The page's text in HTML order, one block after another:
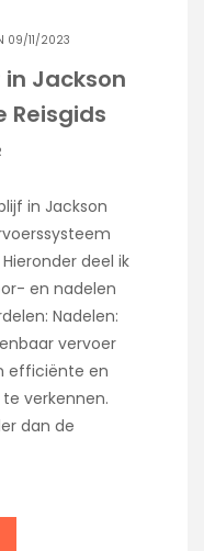
09/11/2023
Jackson
Reisgids
in Jackson
deel ik
en nadelen
Nadelen:
vervoer
efficiënte en
verkennen.
dan de